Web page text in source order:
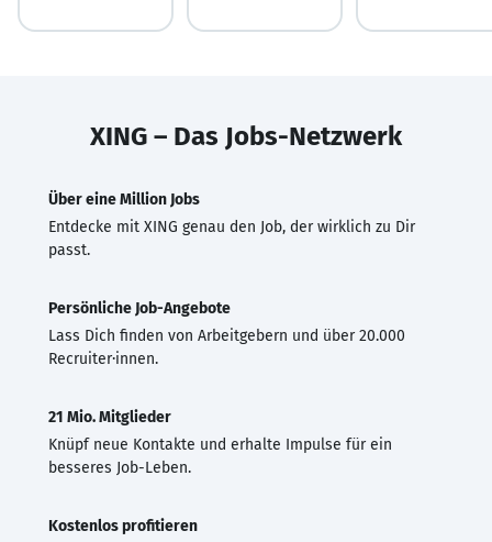
XING – Das Jobs-Netzwerk
Über eine Million Jobs
Entdecke mit XING genau den Job, der wirklich zu Dir
passt.
Persönliche Job-Angebote
Lass Dich finden von Arbeitgebern und über 20.000
Recruiter·innen.
21 Mio. Mitglieder
Knüpf neue Kontakte und erhalte Impulse für ein
besseres Job-Leben.
Kostenlos profitieren